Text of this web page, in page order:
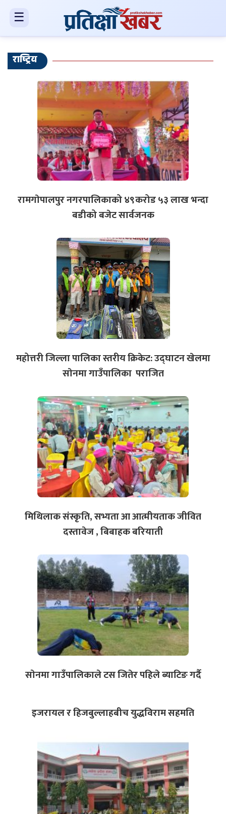
☰
राष्ट्रिय
रामगाेपालपुर नगरपालिकाको ४९करोड ५३ लाख भन्दा
बडीको बजेट सार्वजनक
महोत्तरी जिल्ला पालिका स्तरीय क्रिकेट: उद्घाटन खेलमा
साेनमा गाउँपालिका पराजित
मिथिलाक संस्कृति, सभ्यता आ आत्मीयताक जीवित
दस्तावेज , बिबाहक बरियाती
साेनमा गाउँपालिकाले टस जितेर पहिले ब्याटिङ गर्दै
इजरायल र हिजबुल्लाहबीच युद्धविराम सहमति